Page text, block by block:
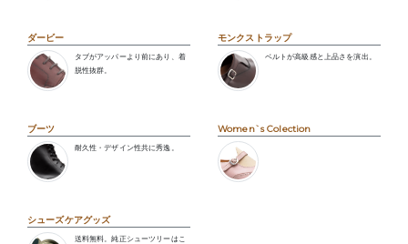
ダービー
タブがアッパーより前にあり、着
脱性抜群。
モンクストラップ
ベルトが高級感と上品さを演出。
ブーツ
耐久性・デザイン性共に秀逸。
Women`s Colection
シューズケアグッズ
送料無料。純正シューツリーはこ